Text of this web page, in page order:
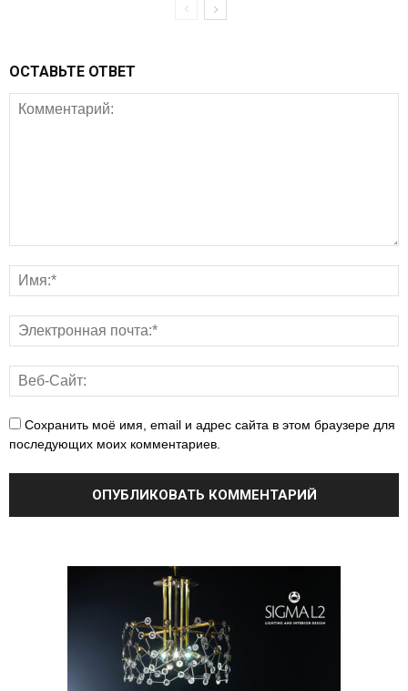
ОСТАВЬТЕ ОТВЕТ
Сохранить моё имя, email и адрес сайта в этом браузере для
последующих моих комментариев.